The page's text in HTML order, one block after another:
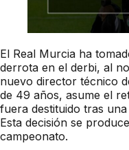
El Real Murcia ha
derrota en el derbi, al
nuevo director técnico
de 49 años, asume el
fuera destituido tras
Esta decisión se
campeonato.